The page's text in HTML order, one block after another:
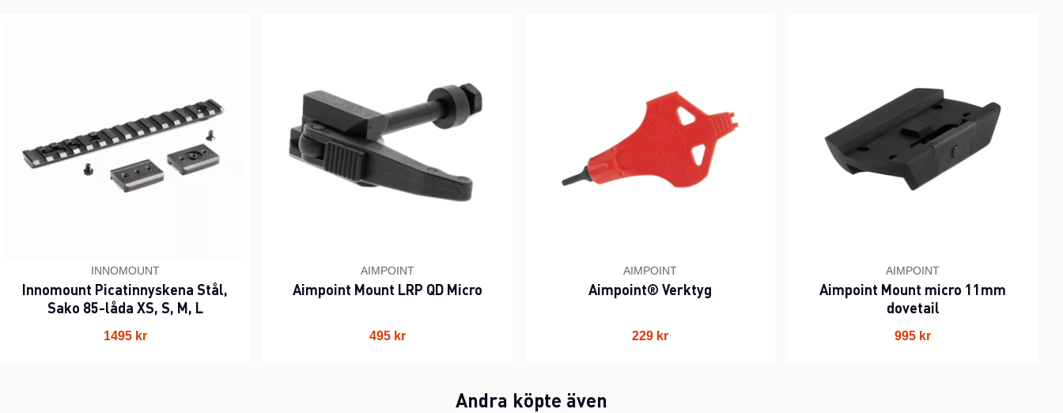
INNOMOUNT
Innomount Picatinnyskena Stål,
Sako 85-låda XS, S, M, L
1495 kr
AIMPOINT
Aimpoint Mount LRP QD Micro
495 kr
AIMPOINT
Aimpoint® Verktyg
229 kr
AIMPOINT
Aimpoint Mount micro 11mm
dovetail
995 kr
Andra köpte även